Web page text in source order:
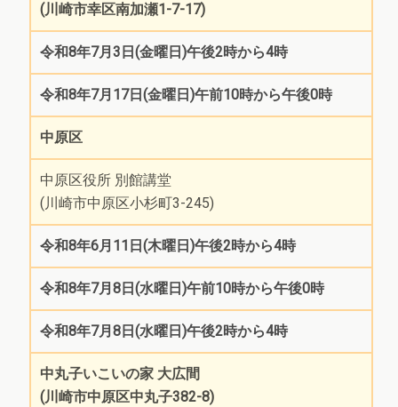
(川崎市幸区南加瀬1-7-17)
令和8年7月3日(金曜日)午後2時から4時
令和8年7月17日(金曜日)午前10時から午後0時
中原区
中原区役所 別館講堂
(川崎市中原区小杉町3-245)
令和8年6月11日(木曜日)午後2時から4時
令和8年7月8日(水曜日)午前10時から午後0時
令和8年7月8日(水曜日)午後2時から4時
中丸子いこいの家 大広間
(川崎市中原区中丸子382-8)